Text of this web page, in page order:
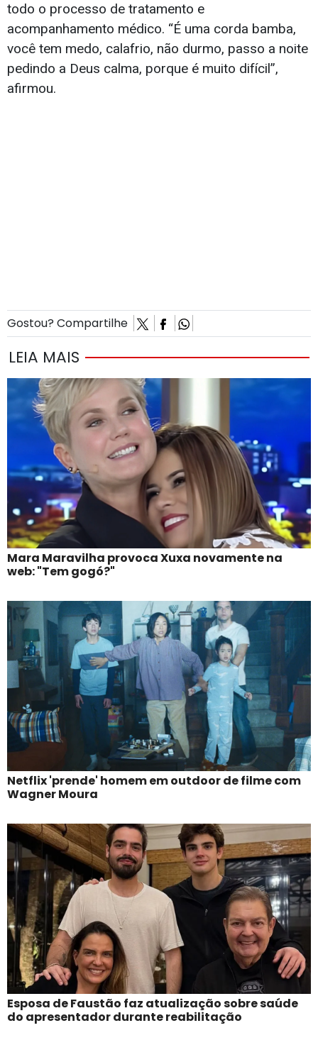
todo o processo de tratamento e
acompanhamento médico. “É uma corda bamba,
você tem medo, calafrio, não durmo, passo a noite
pedindo a Deus calma, porque é muito difícil”,
afirmou.
Gostou? Compartilhe
LEIA MAIS
Mara Maravilha provoca Xuxa novamente na
web: "Tem gogó?"
Netflix 'prende' homem em outdoor de filme com
Wagner Moura
Esposa de Faustão faz atualização sobre saúde
do apresentador durante reabilitação